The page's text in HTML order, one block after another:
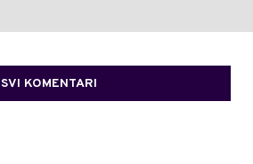
SVI KOMENTARI